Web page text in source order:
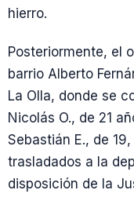
hierro.
Posteriormente, el
barrio Alberto
La Olla, donde se
Nicolás O., de 21
Sebastián E., de
trasladados a la
disposición de la